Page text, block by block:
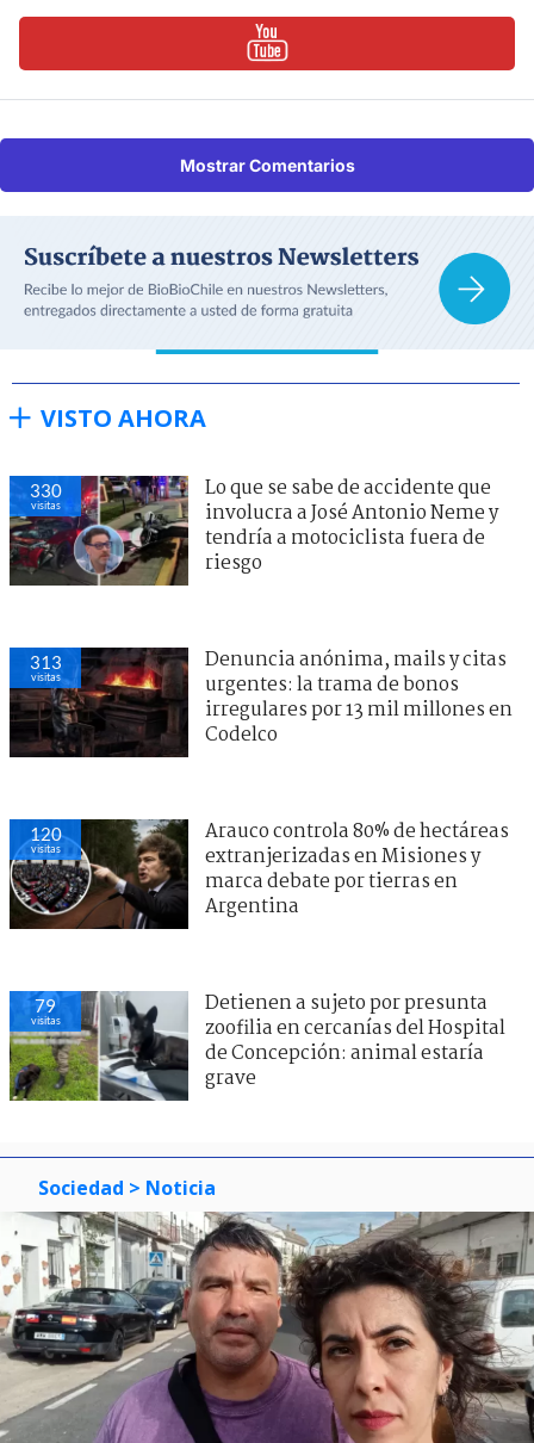
Mostrar Comentarios
VISTO AHORA
330
visitas
Lo que se sabe de accidente que
involucra a José Antonio Neme y
tendría a motociclista fuera de
riesgo
313
visitas
Denuncia anónima, mails y citas
urgentes: la trama de bonos
irregulares por 13 mil millones en
Codelco
120
visitas
Arauco controla 80% de hectáreas
extranjerizadas en Misiones y
marca debate por tierras en
Argentina
79
visitas
Detienen a sujeto por presunta
zoofilia en cercanías del Hospital
de Concepción: animal estaría
grave
Sociedad > Noticia